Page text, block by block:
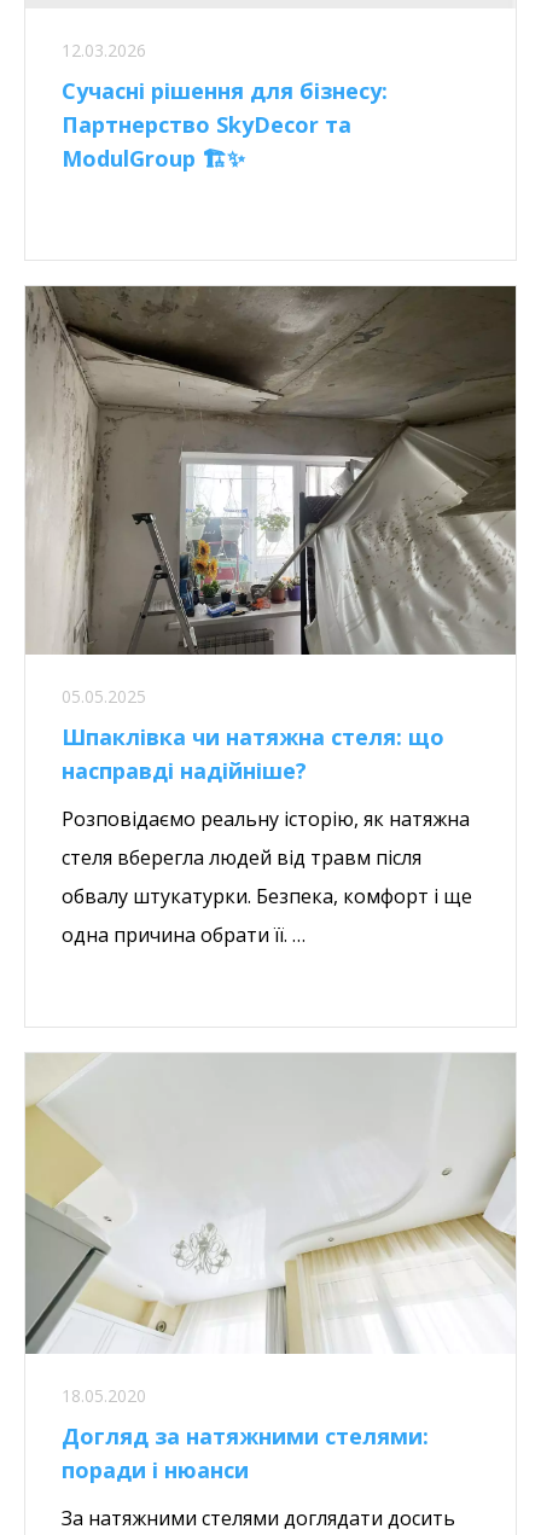
12.03.2026
Сучасні рішення для бізнесу:
Партнерство SkyDecor та
ModulGroup 🏗️✨
05.05.2025
Шпаклівка чи натяжна стеля: що
насправді надійніше?
Розповідаємо реальну історію, як натяжна
стеля вберегла людей від травм після
обвалу штукатурки. Безпека, комфорт і ще
одна причина обрати її. …
18.05.2020
Догляд за натяжними стелями:
поради і нюанси
За натяжними стелями доглядати досить